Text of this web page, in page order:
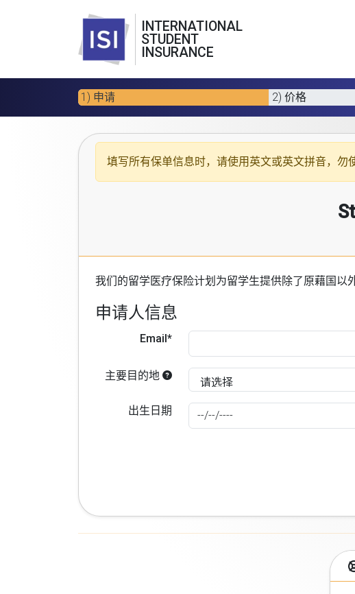
INTERNATIONAL
STUDENT
INSURANCE
1) 申请 2) 价格
填写所有保单信息时，请使用 英文或英文拼音，勿
我们的留学医疗保险计划 为留学生提供除了原藉国以
申请人信息
Email*
主要目的地
出生日期